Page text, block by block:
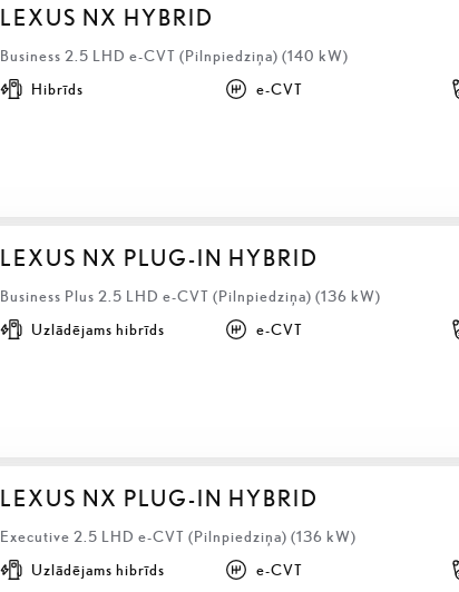
LEXUS NX HYBRID
Business 2.5 LHD e-CVT (Pilnpiedziņa) (140 kW)
Hibrīds e-CVT
LEXUS NX PLUG-IN HYBRID
Business Plus 2.5 LHD e-CVT (Pilnpiedziņa) (136 kW)
Uzlādējams hibrīds e-CVT
LEXUS NX PLUG-IN HYBRID
Executive 2.5 LHD e-CVT (Pilnpiedziņa) (136 kW)
Uzlādējams hibrīds e-CVT